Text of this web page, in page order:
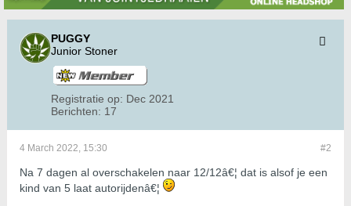
PUGGY
Junior Stoner
Registratie op: Dec 2021
Berichten: 17
#2
4 March 2022, 15:30
Na 7 dagen al overschakelen naar 12/12â€¦ dat is alsof je een
kind van 5 laat autorijdenâ€¦